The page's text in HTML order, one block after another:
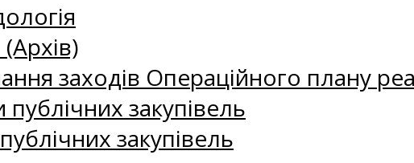
заходів Операційного плану
закупівель
закупівель